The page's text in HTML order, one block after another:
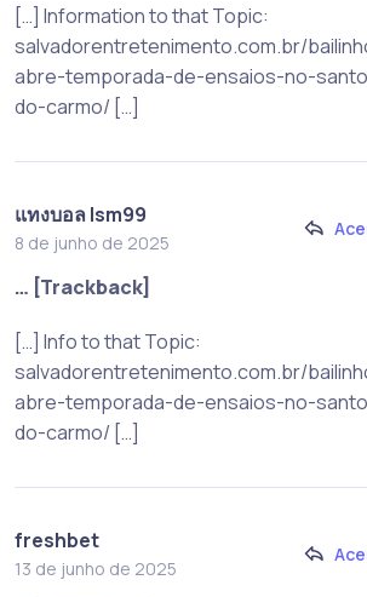
[…] Information to that Topic:
salvadorentretenimento.com.br/
abre-temporada-de-ensaios-no-
do-carmo/ […]
แทงบอล lsm99
8 de junho de 2025
… [Trackback]
[…] Info to that Topic:
salvadorentretenimento.com.br/
abre-temporada-de-ensaios-no-
do-carmo/ […]
freshbet
13 de junho de 2025